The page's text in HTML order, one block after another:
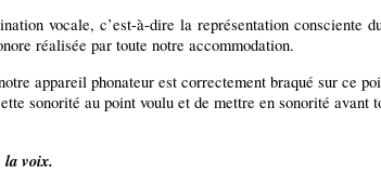
vocale, c’est-à-dire la représentation consciente
réalisée par toute notre accommodation.
appareil phonateur est correctement braqué sur ce
sonorité au point voulu et de mettre en sonorité
la voix.